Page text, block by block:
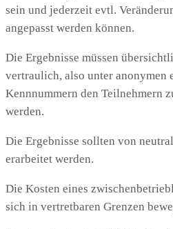
sein und jederzeit evtl.
angepasst werden können.
Die Ergebnisse müssen
vertraulich, also unter anonymen
Kennnummern den Teilnehmern
werden.
Die Ergebnisse sollten von
erarbeitet werden.
Die Kosten eines
sich in vertretbaren Grenzen